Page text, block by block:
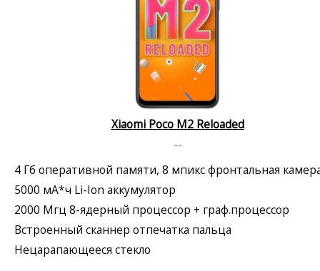
Xiaomi Poco M2 Reloaded
--
4 Гб оперативной памяти, 8 мпикс фронтальная
5000 мА*ч Li-Ion аккумулятор
2000 Мгц 8-ядерный процессор + граф.процессор
Встроенный сканнер отпечатка пальца
Нецарапающееся стекло